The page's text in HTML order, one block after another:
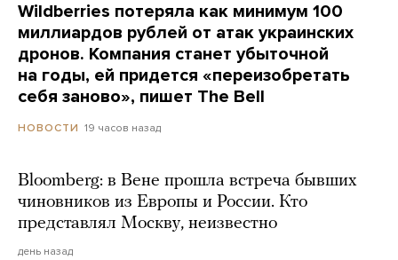
Wildberries потеряла как минимум 100
миллиардов рублей от атак украинских
дронов. Компания станет убыточной
на годы, ей придется «переизобретать
себя заново», пишет The Bell
НОВОСТИ 19 часов назад
Bloomberg: в Вене прошла встреча бывших
чиновников из Европы и России. Кто
представлял Москву, неизвестно
день назад